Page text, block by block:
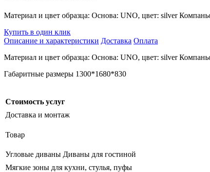
Материал и цвет образца: Основа: UNO, цвет: silver
Купить в один клик
Описание и характеристики Доставка Оплата
Материал и цвет образца: Основа: UNO, цвет: silver
Габаритные размеры 1300*1680*830
Стоимость услуг
Доставка и монтаж
Товар
Угловые диваны Диваны для гостиной
Мягкие зоны для кухни, стулья, пуфы